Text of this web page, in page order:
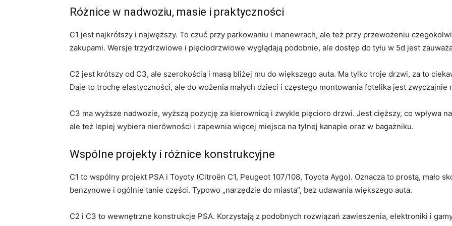
Różnice w nadwoziu, masie i praktyczności
C1 jest najkrótszy i najwęższy. To czuć przy parkowaniu i manewrach, ale też przy przewożeniu
zakupami. Wersje trzydrzwiowe i pięciodrzwiowe wyglądają podobnie, ale dostęp do tyłu w 5d jest
C2 jest krótszy od C3, ale szerokością i masą bliżej mu do większego auta. Ma tylko troje drzwi, za to
Daje to trochę elastyczności, ale do wożenia małych dzieci i częstego montowania fotelika jest zwyczajnie
C3 ma wyższe nadwozie, wyższą pozycję za kierownicą i zwykle pięcioro drzwi. Jest cięższy, co wpływa
ale też lepiej wybiera nierówności i zapewnia więcej miejsca na tylnej kanapie oraz w bagażniku.
Wspólne projekty i różnice konstrukcyjne
C1 to wspólny projekt PSA i Toyoty (Citroën C1, Peugeot 107/108, Toyota Aygo). Oznacza to prostą, mało
benzynowe i ogólnie tanie części. Typowo „narzędzie do miasta”, bez udawania większego auta.
C2 i C3 to wewnętrzne konstrukcje PSA. Korzystają z podobnych rozwiązań zawieszenia, elektroniki i